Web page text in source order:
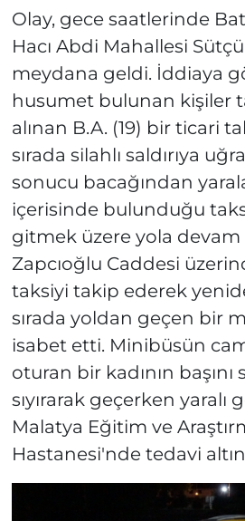
Olay, gece saatlerinde
Hacı Abdi Mahallesi
meydana geldi. İddiaya
husumet bulunan kişiler
alınan B.A. (19) bir ticari
sırada silahlı saldırıya
sonucu bacağından
içerisinde bulunduğu
gitmek üzere yola devam
Zapcıoğlu Caddesi
taksiyi takip ederek
sırada yoldan geçen bir
isabet etti. Minibüsün
oturan bir kadının başını
sıyırarak geçerken yaralı
Malatya Eğitim ve
Hastanesi'nde tedavi